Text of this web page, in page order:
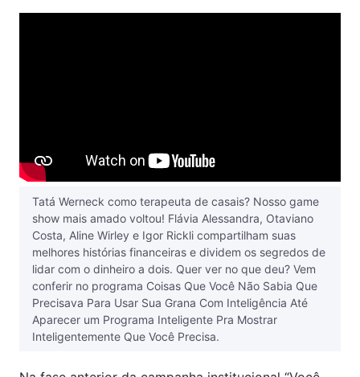
Tatá Werneck como terapeuta de casais? Nosso game
show mais amado voltou! Flávia Alessandra, Otaviano
Costa, Aline Wirley e Igor Rickli compartilham suas
melhores histórias financeiras e dividem os segredos de
lidar com o dinheiro a dois. Quer ver no que deu? Vem
conferir no programa Coisas Que Você Não Sabia Que
Precisava Para Usar Sua Grana Com Inteligência Até
Aparecer um Programa Inteligente Pra Mostrar
Inteligentemente Que Você Precisa.